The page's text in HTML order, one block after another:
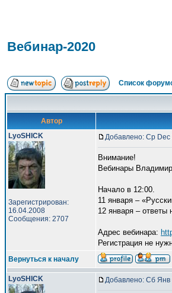
Вебинар-2020
Список
Автор
LyoSHICK
Зарегистрирован:
16.04.2008
Сообщения: 2707
Добавлено: Ср Dec
Внимание!
Вебинары
Начало в 12:00.
11 января –
12 января – ответы
Адрес вебинара:
Регистрация не
Вернуться к началу
LyoSHICK Добавлено: Сб Янв